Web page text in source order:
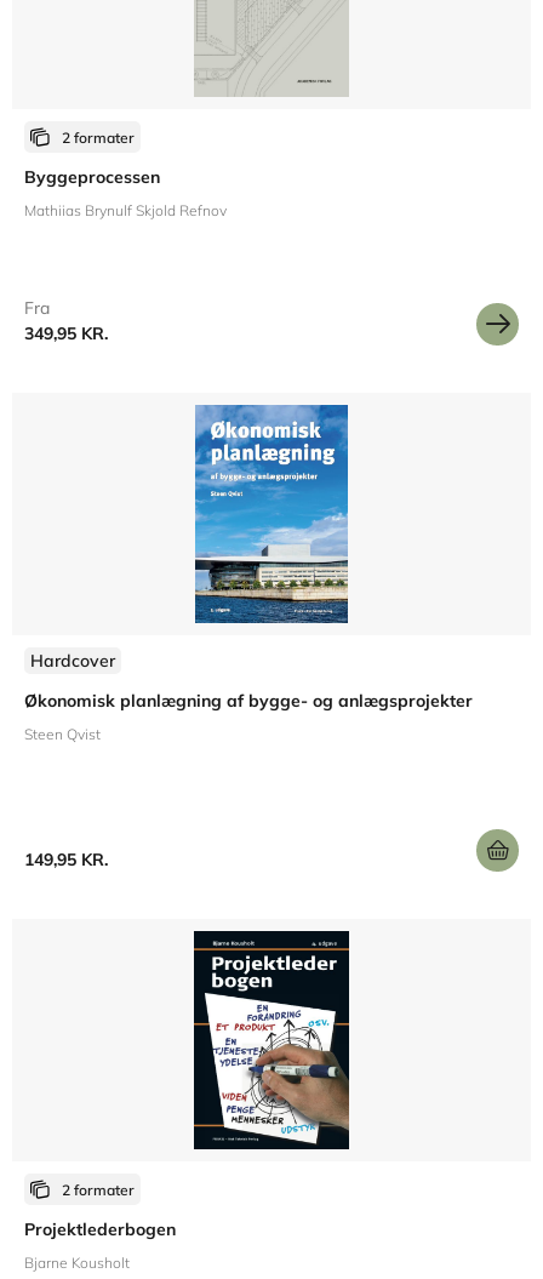
2 formater
Byggeprocessen
Mathiias Brynulf Skjold Refnov
Fra
349,95 KR.
Hardcover
Økonomisk planlægning af bygge- og anlægsprojekter
Steen Qvist
149,95 KR.
2 formater
Projektlederbogen
Bjarne Kousholt